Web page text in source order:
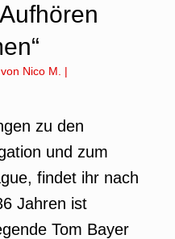
von Nico M.
|
zu den
und zum
findet ihr nach
Jahren ist
Tom Bayer